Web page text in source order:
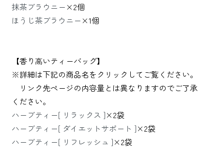
抹茶ブラウニー×2個
ほうじ茶ブラウニー×1個
【香り高いティーバッグ】
※詳細は下記の商品名をクリックしてご覧ください。
リンク先ページの内容量とは異なりますのでご了承
ください。
ハーブティー[ リラックス ]×2袋
ハーブティー[ ダイエットサポート ]×2袋
ハーブティー[ リフレッシュ ]×2袋